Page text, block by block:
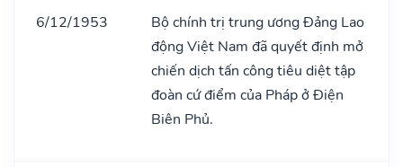
6/12/1953
Bộ chính trị trung ương Đảng Lao
động Việt Nam đã quyết định mở
chiến dịch tấn công tiêu diệt tập
đoàn cứ điểm của Pháp ở Điện
Biên Phủ.